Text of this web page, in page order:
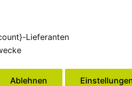
Lieferanten
Ablehnen